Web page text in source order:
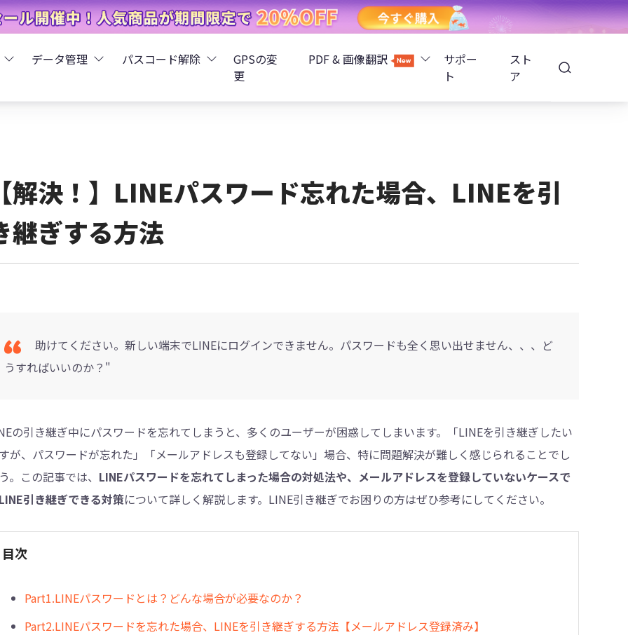
復元
復元
- Android不具合修復
- iTunes不具合修復
Boot Genius
データ管理
iCareFone - AndroidとiOS間でデータ転送
iCareFone - WhatsAppデータ転送
4DDiG - 重複ファイル検索・削除
Tenorshare Cleamio - Mac重複ファイル検索・削除
パスコード解除
4MeKey - アクティベーションロック解除
4uKey - iOSパスワード管理
GPSの変
更
PDF & 画像翻訳
PDNobオンライン
サポー
ト
スト
ア
解決！】LINEパスワード忘れた場合、LINEを引
継ぎする方法
助けてください。新しい端末でLINEにログインできません。パスワードも全く思い出せません、、、ど
うすればいいのか？"
の引き継ぎ中にパスワードを忘れてしまうと、多くのユーザーが困惑してしまいます。「LINEを引き継ぎしたい
が、パスワードが忘れた」「メールアドレスも登録してない」場合、特に問題解決が難しく感じられることでし
。この記事では、 LINEパスワードを忘れてしまった場合の対処法や、メールアドレスを登録していないケースで
引き継ぎできる対策について詳しく解説します。LINE引き継ぎでお困りの方はぜひ参考にしてください。
目次
︎Part1.LINEパスワードとは？どんな場合が必要なのか？
Part2.LINEパスワードを忘れた場合、LINEを引き継ぎする方法【メールアドレス登録済み】